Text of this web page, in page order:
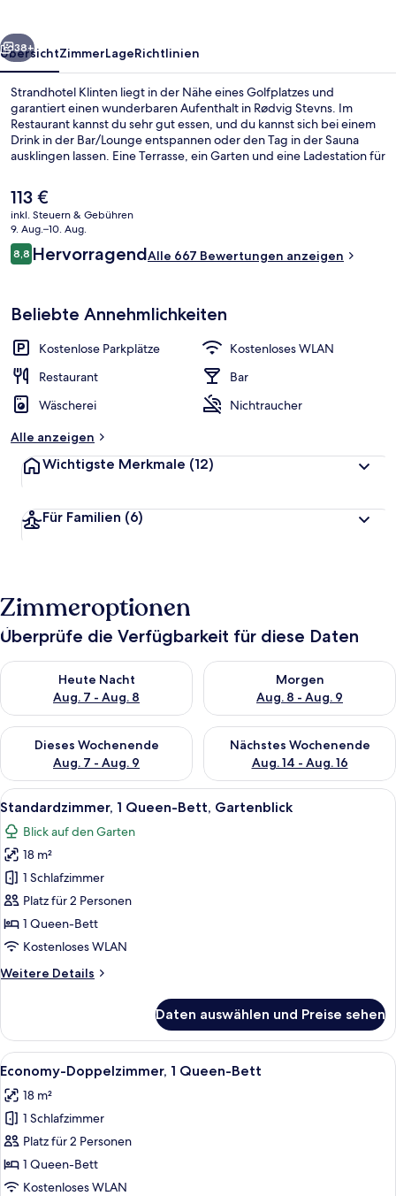
Weiter
38+
ÜbersichtZimmerLageRichtlinien
Strandhotel Klinten liegt in der Nähe eines Golfplatzes und
garantiert einen wunderbaren Aufenthalt in Rødvig Stevns. Im
Restaurant kannst du sehr gut essen, und du kannst sich bei einem
Drink in der Bar/Lounge entspannen oder den Tag in der Sauna
ausklingen lassen. Eine Terrasse, ein Garten und eine Ladestation für
haben viel Gutes über das hilfsbereite Personal zu berichten.
Der
aktuelle
Preis
beträgt
113 €.
113 €
inkl. Steuern & Gebühren
9. Aug.–10. Aug.
Bewertungen
8,88,8 von 10.
HervorragendAlle 667 Bewertungen anzeigen
Beliebte Annehmlichkeiten
Kostenlose Parkplätze
Kostenloses WLAN
Restaurant
Bar
Wäscherei
Nichtraucher
Alle anzeigen
Wichtigste Merkmale (12)
Für Familien (6)
Zimmeroptionen
Überprüfe die Verfügbarkeit für diese Daten
Heute Nacht
Aug. 7 - Aug. 8
Überprüfe die Verfügbarkeit für heute Nacht, Aug. 7 - Aug. 8.
Morgen
Aug. 8 - Aug. 9
Überprüfe die Verfügbarkeit
Dieses Wochenende
Aug. 7 - Aug. 9
Überprüfe die Verfügbarkeit für dieses Wochenende, Aug. 7
Nächstes Wochenende
Aug. 14 - Aug. 16
Überprüfe die Verfügbarkeit
Alle
Fotos
für
Standardzimmer,
Queen-
Bett,
Gartenblick
Ein Hotelzimmer mit Bett,
3
Standardzimmer, 1 Queen-Bett, Gartenblick
Blick auf den Garten
18 m²
1 Schlafzimmer
Platz für 2 Personen
1 Queen-Bett
Kostenloses WLAN
Weitere Details
Weitere
1
Queen-
Bett,
Gartenblick
Daten auswählen und Preise sehen
Alle
Fotos
für
Economy-
Doppelzimmer,
1
Queen-
Ein Zimmer mit Backsteinwand,
3
Economy-Doppelzimmer, 1 Queen-Bett
18 m²
1 Schlafzimmer
Platz für 2 Personen
1 Queen-Bett
Kostenloses WLAN